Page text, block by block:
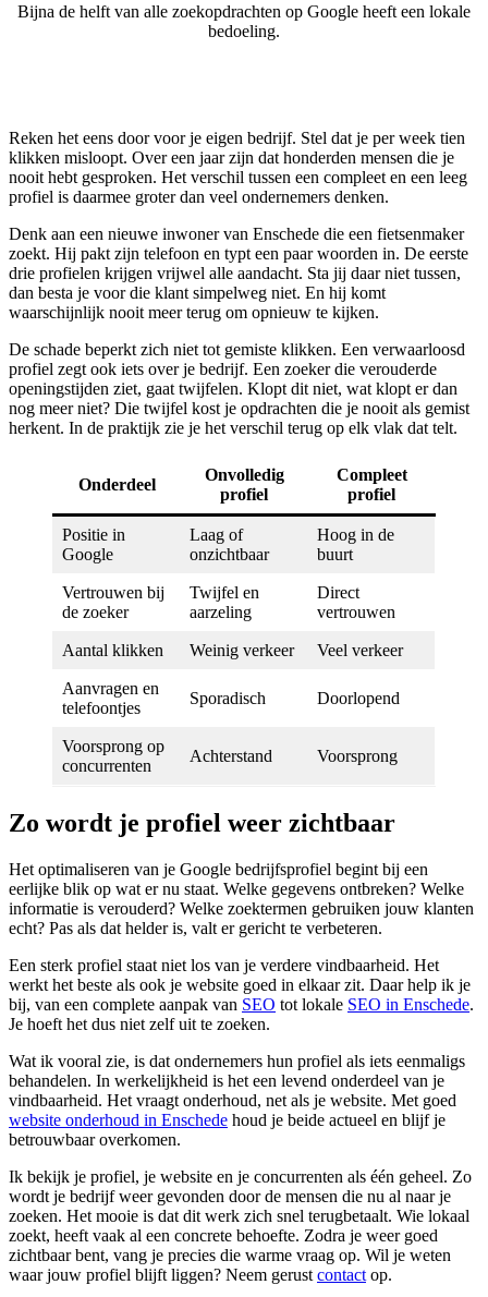
Bijna de helft van alle zoekopdrachten op Google heeft een lokale
bedoeling.
Reken het eens door voor je eigen bedrijf. Stel dat je per week tien
klikken misloopt. Over een jaar zijn dat honderden mensen die je
nooit hebt gesproken. Het verschil tussen een compleet en een leeg
profiel is daarmee groter dan veel ondernemers denken.
Denk aan een nieuwe inwoner van Enschede die een fietsenmaker
zoekt. Hij pakt zijn telefoon en typt een paar woorden in. De eerste
drie profielen krijgen vrijwel alle aandacht. Sta jij daar niet tussen,
dan besta je voor die klant simpelweg niet. En hij komt
waarschijnlijk nooit meer terug om opnieuw te kijken.
De schade beperkt zich niet tot gemiste klikken. Een verwaarloosd
profiel zegt ook iets over je bedrijf. Een zoeker die verouderde
openingstijden ziet, gaat twijfelen. Klopt dit niet, wat klopt er dan
nog meer niet? Die twijfel kost je opdrachten die je nooit als gemist
herkent. In de praktijk zie je het verschil terug op elk vlak dat telt.
Onderdeel
Onvolledig
profiel
Compleet
profiel
Positie in
Google
Laag of
onzichtbaar
Hoog in de
buurt
Vertrouwen bij
de zoeker
Twijfel en
aarzeling
Direct
vertrouwen
Aantal klikken Weinig verkeer Veel verkeer
Aanvragen en
telefoontjes
Sporadisch Doorlopend
Voorsprong op
concurrenten
Achterstand Voorsprong
Zo wordt je profiel weer zichtbaar
Het optimaliseren van je Google bedrijfsprofiel begint bij een
eerlijke blik op wat er nu staat. Welke gegevens ontbreken? Welke
informatie is verouderd? Welke zoektermen gebruiken jouw klanten
echt? Pas als dat helder is, valt er gericht te verbeteren.
Een sterk profiel staat niet los van je verdere vindbaarheid. Het
werkt het beste als ook je website goed in elkaar zit. Daar help ik je
bij, van een complete aanpak van SEO tot lokale SEO in Enschede.
Je hoeft het dus niet zelf uit te zoeken.
Wat ik vooral zie, is dat ondernemers hun profiel als iets eenmaligs
behandelen. In werkelijkheid is het een levend onderdeel van je
vindbaarheid. Het vraagt onderhoud, net als je website. Met goed
website onderhoud in Enschede houd je beide actueel en blijf je
betrouwbaar overkomen.
Ik bekijk je profiel, je website en je concurrenten als één geheel. Zo
wordt je bedrijf weer gevonden door de mensen die nu al naar je
zoeken. Het mooie is dat dit werk zich snel terugbetaalt. Wie lokaal
zoekt, heeft vaak al een concrete behoefte. Zodra je weer goed
zichtbaar bent, vang je precies die warme vraag op. Wil je weten
waar jouw profiel blijft liggen? Neem gerust contact op.